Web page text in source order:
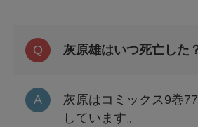
灰原雄はいつ死亡した
灰原はコミックス9巻
しています。